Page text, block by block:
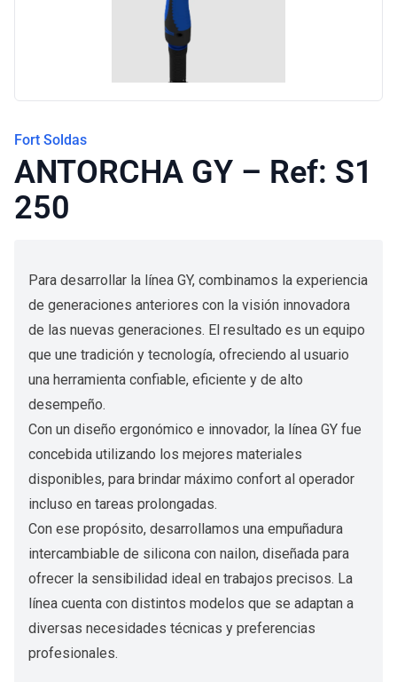
Fort Soldas
ANTORCHA GY – Ref: S1
250
Para desarrollar la línea GY, combinamos la experiencia
de generaciones anteriores con la visión innovadora
de las nuevas generaciones. El resultado es un equipo
que une tradición y tecnología, ofreciendo al usuario
una herramienta confiable, eficiente y de alto
desempeño.
Con un diseño ergonómico e innovador, la línea GY fue
concebida utilizando los mejores materiales
disponibles, para brindar máximo confort al operador
incluso en tareas prolongadas.
Con ese propósito, desarrollamos una empuñadura
intercambiable de silicona con nailon, diseñada para
ofrecer la sensibilidad ideal en trabajos precisos. La
línea cuenta con distintos modelos que se adaptan a
diversas necesidades técnicas y preferencias
profesionales.